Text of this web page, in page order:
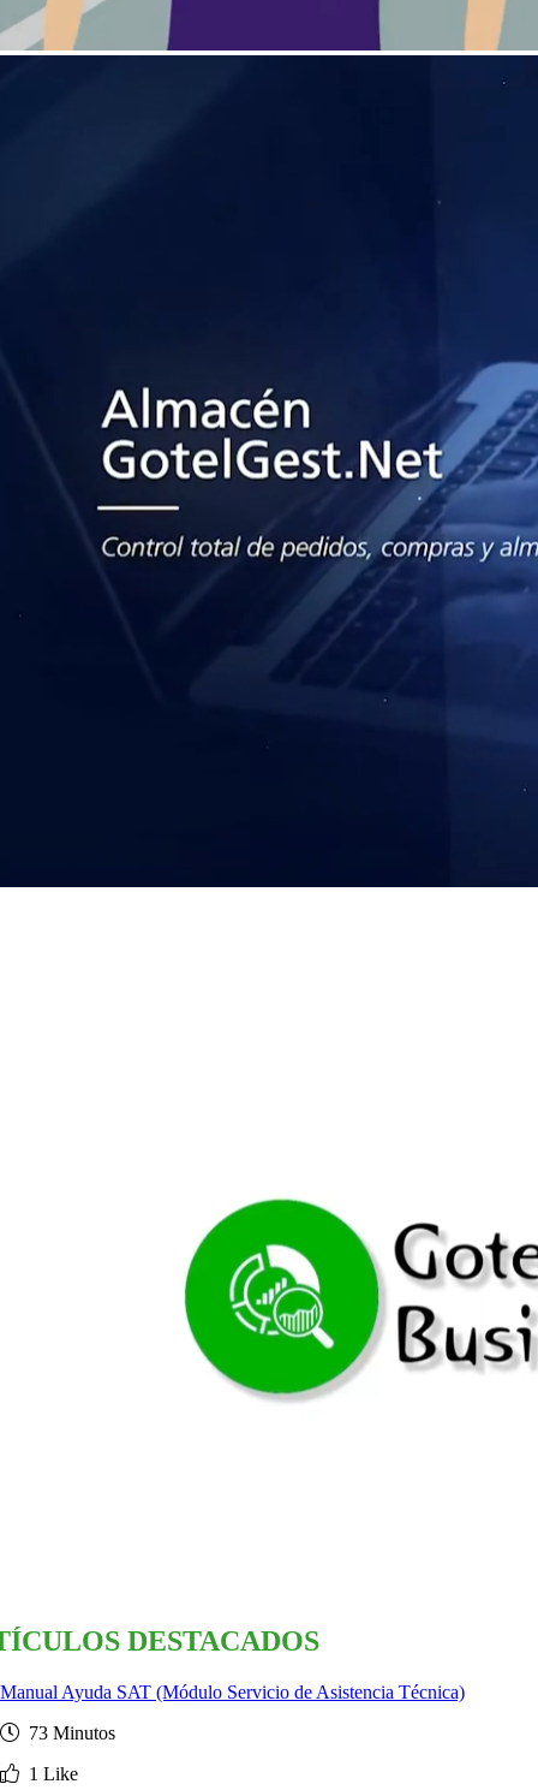
DESTACADOS
Manual Ayuda SAT (Módulo Servicio de Asistencia Técnica)
73 Minutos
1 Like